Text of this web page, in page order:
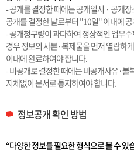
- 공개를 결정한 때에는 공개일시 · 공개
공개를 결정한 날로부터 "10일" 이내에
- 공개청구량이 과다하여 정상적인 업무
경우 정보의 사본·복제물을 먼저 열람하
이내에 완료하여야 합니다.
- 비공개로 결정한 때에는 비공개사유·불
지체없이 문서로 통지하여야 합니다.
정보공개 확인 방법
“다양한 정보를 필요한 형식으로 볼 수 있